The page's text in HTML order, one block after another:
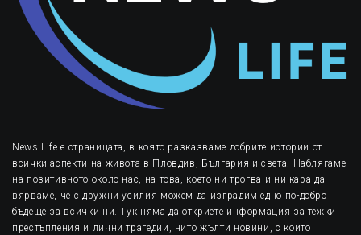
News Life е страницата, в която разказваме добрите истории от
всички аспекти на живота в Пловдив, България и света. Наблягаме
на позитивното около нас, на това, което ни трогва и ни кара да
вярваме, че с дружни усилия можем да изградим едно по-добро
бъдеще за всички ни. Тук няма да откриете информация за тежки
престъпления и лични трагедии, нито жълти новини, с които